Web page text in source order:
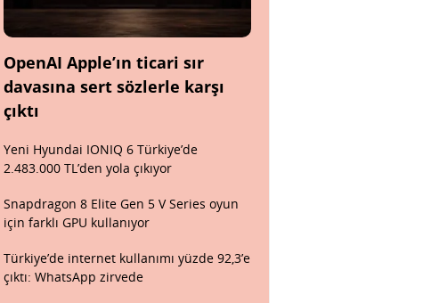
OpenAI Apple’ın ticari sır
davasına sert sözlerle karşı
çıktı
Yeni Hyundai IONIQ 6 Türkiye’de
2.483.000 TL’den yola çıkıyor
Snapdragon 8 Elite Gen 5 V Series oyun
için farklı GPU kullanıyor
Türkiye’de internet kullanımı yüzde 92,3’e
çıktı: WhatsApp zirvede